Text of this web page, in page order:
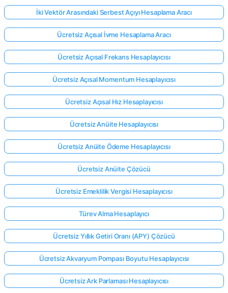
İki Vektör Arasındaki Serbest Açıyı Hesaplama Aracı
Ücretsiz Açısal İvme Hesaplama Aracı
Ücretsiz Açısal Frekans Hesaplayıcısı
Ücretsiz Açısal Momentum Hesaplayıcısı
Ücretsiz Açısal Hız Hesaplayıcısı
Ücretsiz Anüite Hesaplayıcısı
Ücretsiz Anüite Ödeme Hesaplayıcısı
Ücretsiz Anüite Çözücü
Ücretsiz Emeklilik Vergisi Hesaplayıcısı
Türev Alma Hesaplayıcı
Ücretsiz Yıllık Getiri Oranı (APY) Çözücü
Ücretsiz Akvaryum Pompası Boyutu Hesaplayıcısı
Ücretsiz Ark Parlaması Hesaplayıcısı